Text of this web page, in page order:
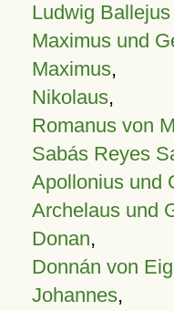
Ludwig
Maximus und
Maximus,
Nikolaus,
Romanus von
Sabás Reyes
Apollonius und
Archelaus und
Donan,
Donnán von
Johannes,